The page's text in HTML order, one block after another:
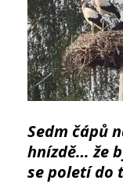
Sedm čápů
hnízdě… že
se poletí do